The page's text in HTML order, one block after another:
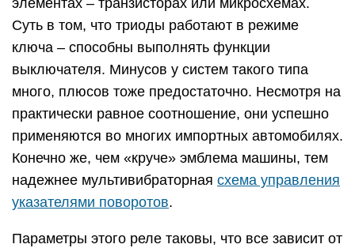
элементах – транзисторах или микросхемах.
Суть в том, что триоды работают в режиме
ключа – способны выполнять функции
выключателя. Минусов у систем такого типа
много, плюсов тоже предостаточно. Несмотря на
практически равное соотношение, они успешно
применяются во многих импортных автомобилях.
Конечно же, чем «круче» эмблема машины, тем
надежнее мультивибраторная схема управления
указателями поворотов.
Параметры этого реле таковы, что все зависит от